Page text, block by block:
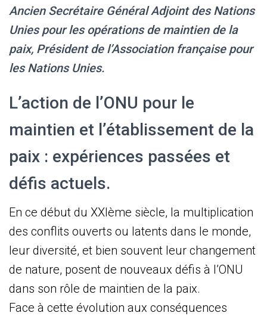
Ancien Secrétaire Général Adjoint des Nations
Unies pour les opérations de maintien de la
paix, Président de l’Association française pour
les Nations Unies.
L’action de l’ONU pour le
maintien et l’établissement de la
paix : expériences passées et
défis actuels.
En ce début du XXIème siècle, la multiplication
des conflits ouverts ou latents dans le monde,
leur diversité, et bien souvent leur changement
de nature, posent de nouveaux défis à l’ONU
dans son rôle de maintien de la paix.
Face à cette évolution aux conséquences